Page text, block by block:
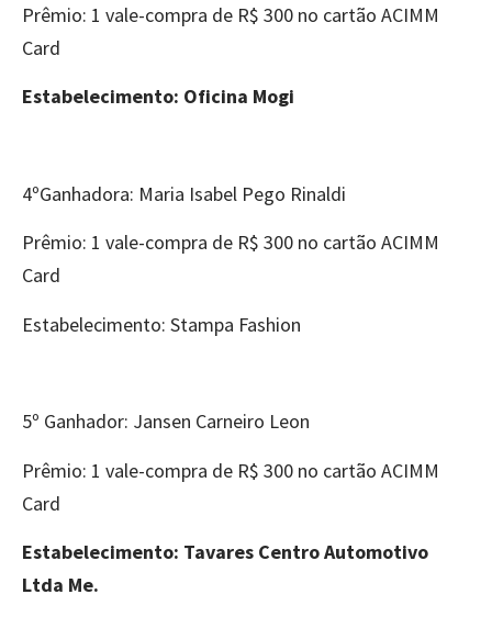
Prêmio: 1 vale-compra de R$ 300 no cartão ACIMM
Card
Estabelecimento: Oficina Mogi
4ºGanhadora: Maria Isabel Pego Rinaldi
Prêmio: 1 vale-compra de R$ 300 no cartão ACIMM
Card
Estabelecimento: Stampa Fashion
5º Ganhador: Jansen Carneiro Leon
Prêmio: 1 vale-compra de R$ 300 no cartão ACIMM
Card
Estabelecimento: Tavares Centro Automotivo
Ltda Me.